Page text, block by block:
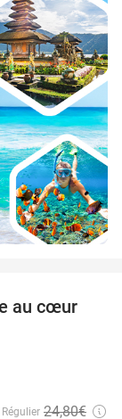
32%
au cœur
Régulier 24,80€